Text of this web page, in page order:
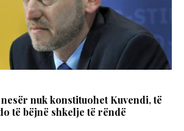
nuk konstituohet Kuvendi, të
të bëjnë shkelje të rëndë